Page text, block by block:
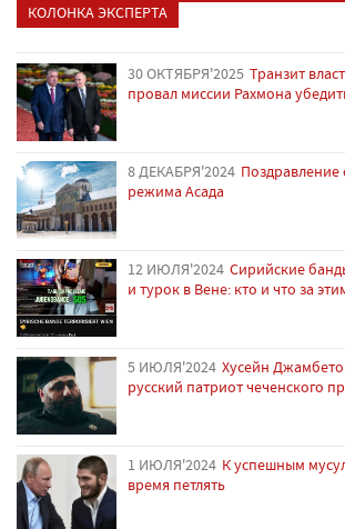
КОЛОНКА ЭКСПЕРТА
30 ОКТЯБРЯ'2025 Транзит
провал миссии Рахмона
8 ДЕКАБРЯ'2024
режима Асада
12 ИЮЛЯ'2024 Сирийские
и турок в Вене: кто и что за
5 ИЮЛЯ'2024 Хусейн
русский патриот чеченского
1 ИЮЛЯ'2024 К успешным
время петлять